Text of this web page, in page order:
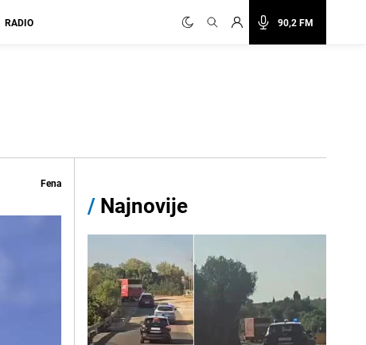
90,2 FM
RADIO
Fena
/ Najnovije